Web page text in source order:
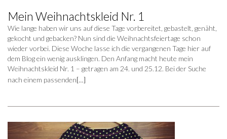
Mein Weihnachtskleid Nr. 1
Wie lange haben wir uns auf diese Tage vorbereitet, gebastelt, genäht,
gekocht und gebacken? Nun sind die Weihnachtsfeiertage schon
wieder vorbei. Diese Woche lasse ich die vergangenen Tage hier auf
dem Blog ein wenig ausklingen. Den Anfang macht heute mein
Weihnachtskleid Nr. 1 – getragen am 24. und 25.12. Bei der Suche
nach einem passenden[…]